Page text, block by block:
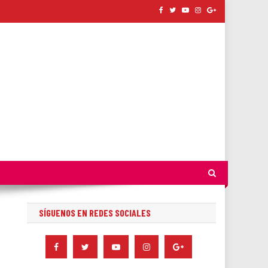
SÍGUENOS EN REDES SOCIALES